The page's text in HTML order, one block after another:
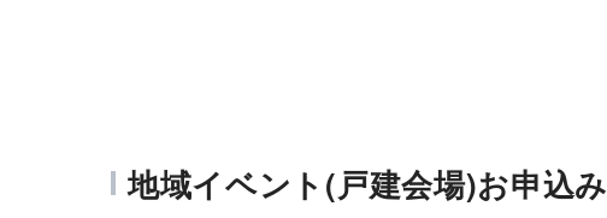
地域イベント(戸建会場)お申込み